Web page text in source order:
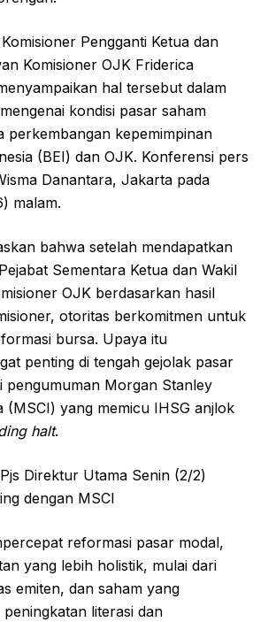
Pengganti Ketua dan
Komisioner OJK Friderica
hal tersebut dalam
kondisi pasar saham
perkembangan kepemimpinan
(BEI) dan OJK. Konferensi pers
Danantara, Jakarta pada
malam.
bahwa setelah mendapatkan
Sementara Ketua dan Wakil
OJK berdasarkan hasil
otoritas berkomitmen untuk
bursa. Upaya itu
penting di tengah gejolak pasar
pengumuman Morgan Stanley
(MSCI) yang memicu IHSG anjlok
halt.
Direktur Utama Senin (2/2)
dengan MSCI
reformasi pasar modal,
yang lebih holistik, mulai dari
emiten, dan saham yang
literasi dan